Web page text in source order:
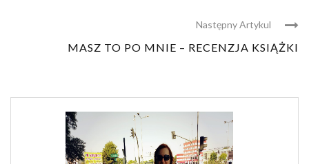
Następny Artykul
MASZ TO PO MNIE – RECENZJA KSIĄŻKI